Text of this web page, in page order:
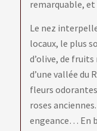
remarquable, et
Le nez
locaux, le plus
d’olive, de
d’une vallée du
fleurs
roses
engeance… En